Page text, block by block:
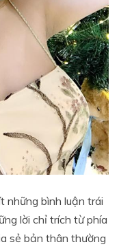
những bình luận trái
lời chỉ trích từ phía
sẻ bản thân thường